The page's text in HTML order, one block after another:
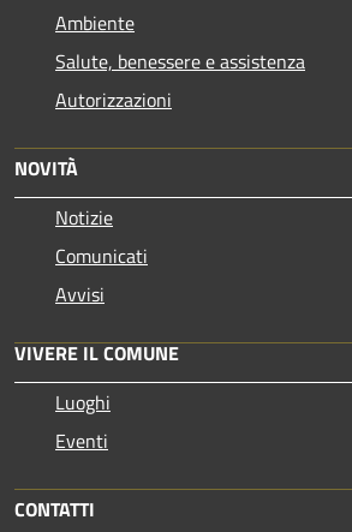
Ambiente
Salute, benessere e assistenza
Autorizzazioni
NOVITÀ
Notizie
Comunicati
Avvisi
VIVERE IL COMUNE
Luoghi
Eventi
CONTATTI